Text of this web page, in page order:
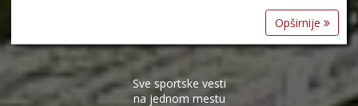
Opširnije
Sve sportske vesti
na jednom mestu